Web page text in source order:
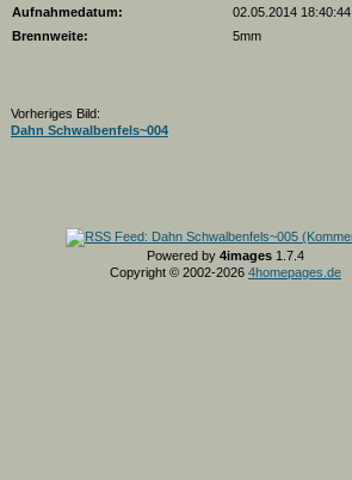
Aufnahmedatum:
02.05.2014 18:40:44
Brennweite:
5mm
Vorheriges Bild:
Dahn Schwalbenfels~004
Powered by 4images 1.7.4
Copyright © 2002-2026 4homepages.de